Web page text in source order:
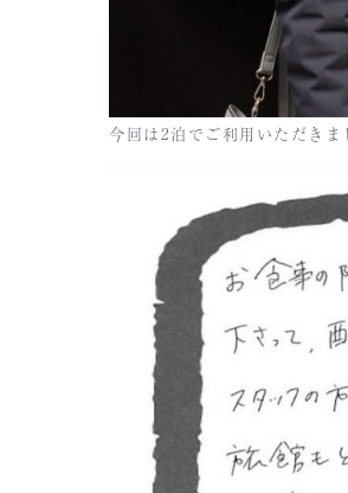
今回は2泊でご利用いただきま